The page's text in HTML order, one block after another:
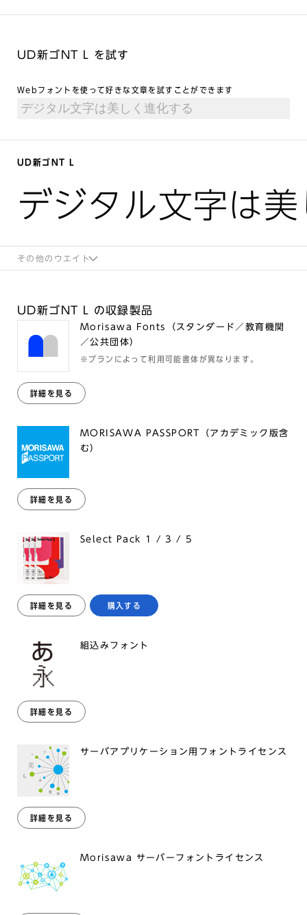
UD新ゴNT L を試す
Webフォントを使って好きな文章を試すことができます
UD新ゴNT L
デジタル文字は
その他のウエイト
UD新ゴNT L の収録製品
Morisawa Fonts（スタンダード／教育機関
／公共団体）
※プランによって利用可能書体が異なります。
詳細を見る
MORISAWA PASSPORT（アカデミック版含
む）
詳細を見る
Select Pack 1 / 3 / 5
詳細を見る 購入する
組込みフォント
詳細を見る
サーバアプリケーション用フォントライセンス
詳細を見る
Morisawa サーバーフォントライセンス